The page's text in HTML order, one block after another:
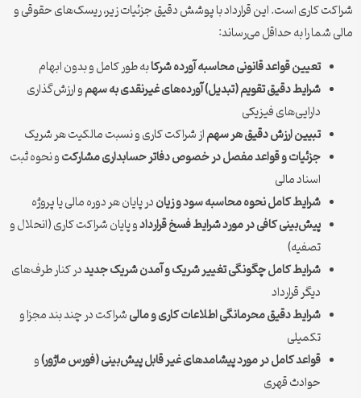
شراکت کاری است. این قرارداد با پوشش دقیق جزئیات زیر، ریسک‌های حقوقی و
مالی شما را به حداقل می‌رساند:
تعیین قواعد قانونی محاسبه آورده شرکابه طور کامل و بدون ابهام
شرایط دقیق تقویم (تبدیل) آورده‌های غیرنقدی به سهمو ارزش‌گذاری
دارایی‌های فیزیکی
تبیین ارزش دقیق هر سهماز شراکت کاری و نسبت مالکیت هر شریک
جزئیات و قواعد مفصل در خصوص دفاتر حسابداری مشارکتو نحوه ثبت
اسناد مالی
شرایط کامل نحوه محاسبه سود و زیاندر پایان هر دوره مالی یا پروژه
پیش‌بینی کافی در مورد شرایط فسخ قراردادو پایان شراکت کاری (انحلال و
تصفیه)
شرایط کامل چگونگی تغییر شریک و آمدن شریک جدیددر کنار طرف‌های
دیگر قرارداد
شرایط دقیق محرمانگی اطلاعات کاری و مالیشراکت در چند بند مجزا و
تکمیلی
قواعد کامل در مورد پیشامد‌های غیر قابل پیش‌بینی (فورس ماژور)و
حوادث قهری